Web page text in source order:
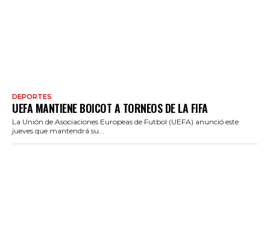
DEPORTES
UEFA MANTIENE BOICOT A TORNEOS DE LA FIFA
La Unión de Asociaciones Europeas de Futbol (UEFA) anunció este
jueves que mantendrá su...